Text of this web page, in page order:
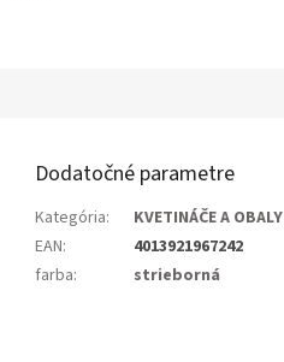
Dodatočné parametre
Kategória:
KVETINÁČE A OBALY
EAN:
4013921967242
farba: strieborná